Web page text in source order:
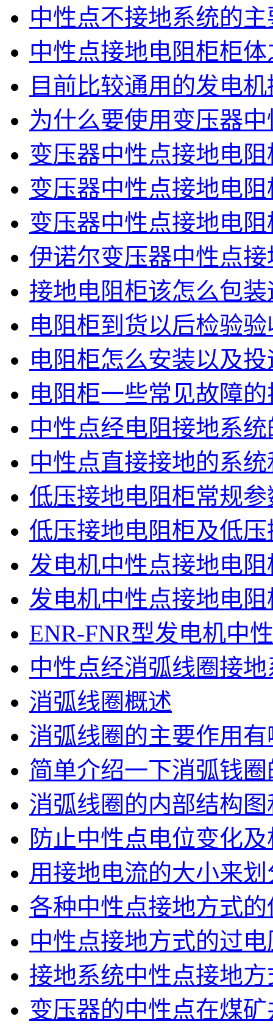
中性点不接地系统的
中性点接地电阻柜柜
目前比较通用的发电
为什么要使用变压器
变压器中性点接地电
变压器中性点接地电
变压器中性点接地电
伊诺尔变压器中性点
接地电阻柜该怎么包装
电阻柜到货以后检验
电阻柜怎么安装以及
电阻柜一些常见故障
中性点经电阻接地系
中性点直接接地的系
低压接地电阻柜常规
低压接地电阻柜及低
发电机中性点接地电
发电机中性点接地电
ENR-FNR型发电机中
中性点经消弧线圈接
消弧线圈概述
消弧线圈的主要作用有
简单介绍一下消弧钱
消弧线圈的内部结构
防止中性点电位变化
用接地电流的大小来
各种中性点接地方式
中性点接地方式的过
接地系统中性点接地
变压器的中性点在煤